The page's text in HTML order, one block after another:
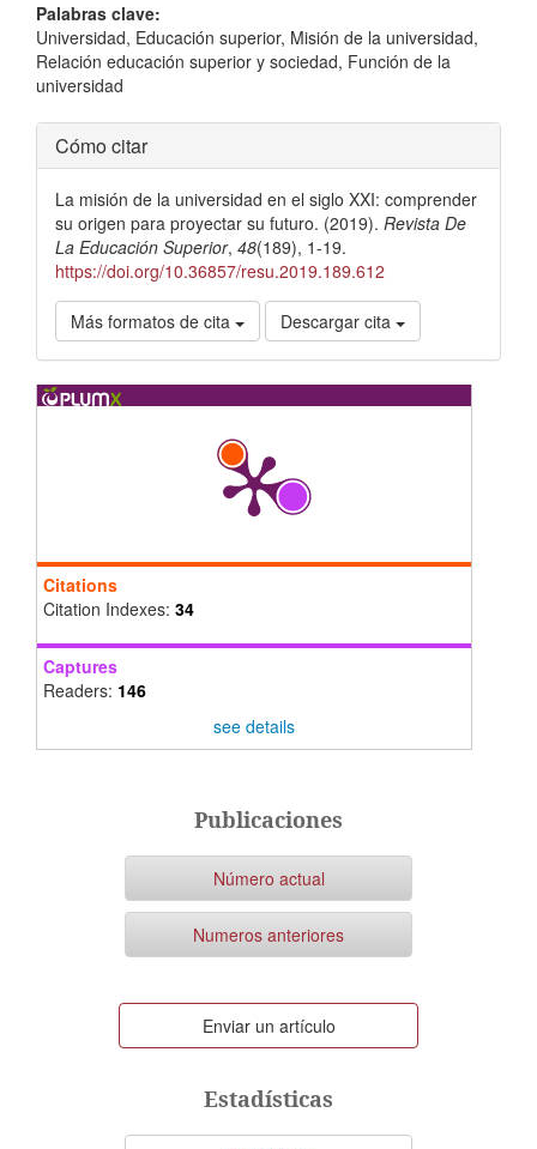
Palabras clave:
Universidad, Educación superior, Misión de la universidad,
Relación educación superior y sociedad, Función de la
universidad
Detalles
del
artículo
Cómo citar
La misión de la universidad en el siglo XXI: comprender
su origen para proyectar su futuro. (2019). Revista De
La Educación Superior, 48(189), 1-19.
https://doi.org/10.36857/resu.2019.189.612
Más formatos de cita Descargar cita
Citations
Citation Indexes: 34
Captures
Readers: 146
see details
Publicaciones
Número actual
Numeros anteriores
Enviar
un
artículo
Enviar un artículo
Estadísticas